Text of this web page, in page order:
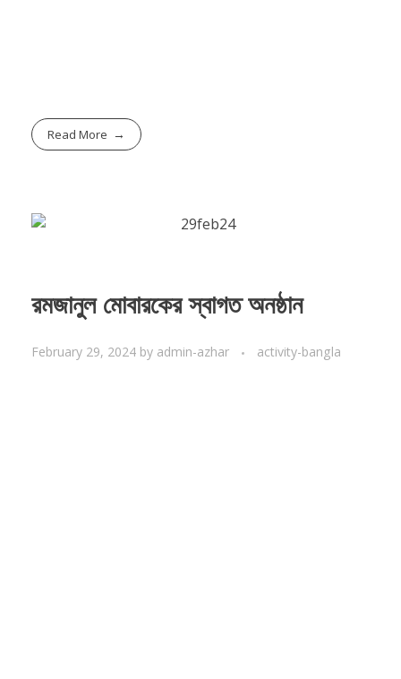
Read More
রমজানুল মোবারকের স্বাগত অনষ্ঠান
February 29, 2024 by admin-azhar activity-bangla